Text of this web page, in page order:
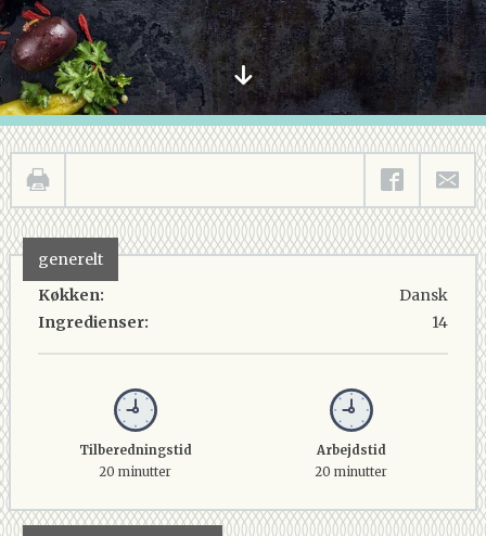
generelt
Køkken:
Ingredienser:
Dansk
14
Tilberedningstid
20 minutter
Arbejdstid
20 minutter